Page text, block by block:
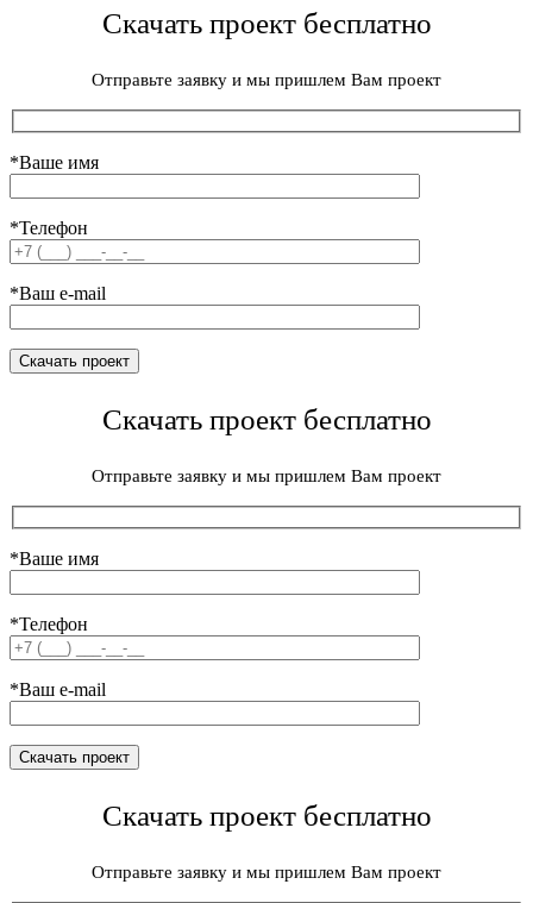
Скачать проект бесплатно
Отправьте заявку и мы пришлем Вам проект
*Ваше имя
*Телефон
*Ваш e-mail
Скачать проект бесплатно
Отправьте заявку и мы пришлем Вам проект
*Ваше имя
*Телефон
*Ваш e-mail
Скачать проект бесплатно
Отправьте заявку и мы пришлем Вам проект